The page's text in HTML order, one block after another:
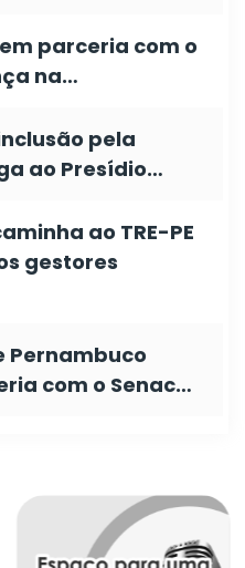
parceria com o
na…
pela
ao Presídio…
ao TRE-PE
gestores
Pernambuco
com o Senac…